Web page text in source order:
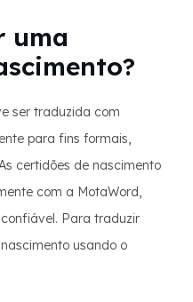
uma
ser traduzida com
para fins formais,
certidões de nascimento
com a MotaWord,
Para traduzir
usando o